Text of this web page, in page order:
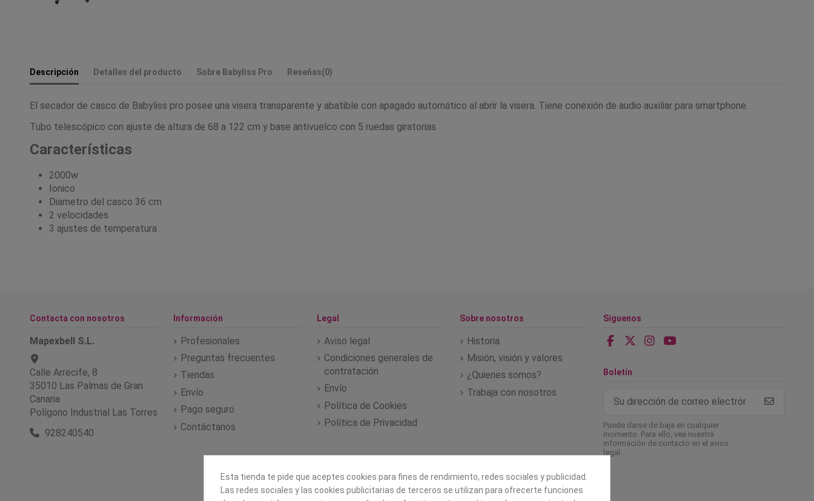
Descripción Detalles del producto Sobre Babyliss Pro Reseñas(0)
El secador de casco de Babyliss pro posee una visera transparente y abatible con apagado automático al abrir la visera. Tiene conexión de audio auxiliar para smartphone.
Tubo telescópico con ajuste de altura de 68 a 122 cm y base antivuelco con 5 ruedas giratorias
Características
2000w
Ionico
Diametro del casco 36 cm
2 velocidades
3 ajustes de temperatura
Contacta con nosotros
Mapexbell S.L.
Calle Arrecife, 8
35010 Las Palmas de Gran
Canaria
Polígono Industrial Las Torres
928240540
Información
Profesionales
Preguntas frecuentes
Tiendas
Envío
Pago seguro
Contáctanos
Legal
Aviso legal
Condiciones generales de
contratación
Envío
Política de Cookies
Política de Privacidad
Sobre nosotros
Historia
Misión, visión y valores
¿Quienes somos?
Trabaja con nosotros
Síguenos
Boletín
Puede darse de baja en cualquier
momento. Para ello, vea nuestra
información de contacto en el aviso
legal.
Esta tienda te pide que aceptes cookies para fines de rendimiento, redes sociales y publicidad.
Las redes sociales y las cookies publicitarias de terceros se utilizan para ofrecerte funciones